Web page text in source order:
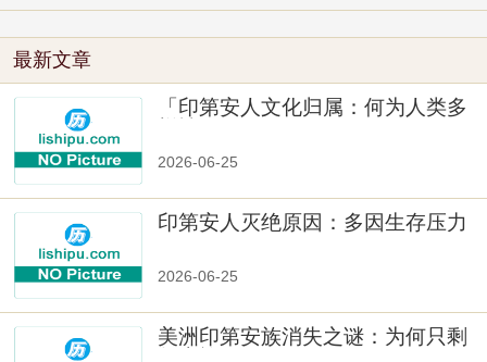
最新文章
「印第安人文化归属：何为人类多
2026-06-25
印第安人灭绝原因：多因生存压力
2026-06-25
美洲印第安族消失之谜：为何只剩